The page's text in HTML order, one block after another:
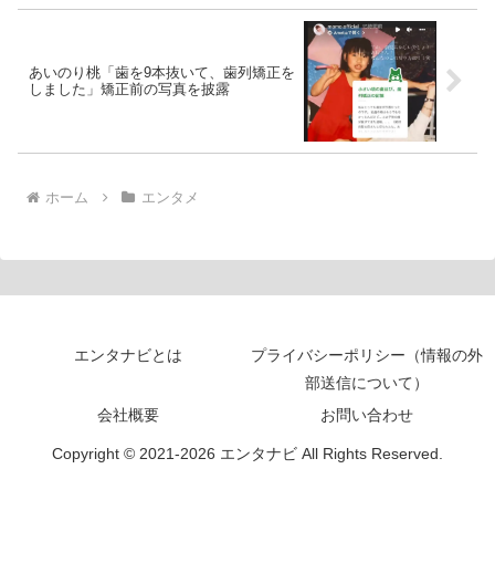
あいのり桃「歯を9本抜いて、歯列矯正を
しました」矯正前の写真を披露
ホーム エンタメ
エンタナビとは
プライバシーポリシー（情報の外
部送信について）
会社概要
お問い合わせ
Copyright © 2021-2026 エンタナビ All Rights Reserved.